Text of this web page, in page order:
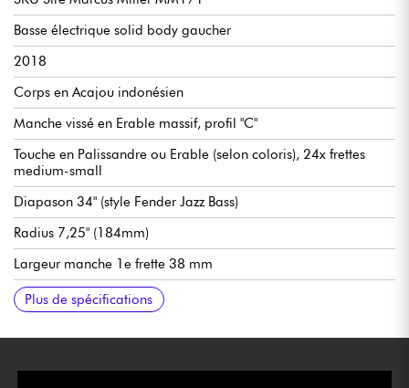
Basse électrique solid body gaucher
2018
Corps en Acajou indonésien
Manche vissé en Erable massif, profil "C"
Touche en Palissandre ou Erable (selon coloris), 24x frettes
medium-small
Diapason 34" (style Fender Jazz Bass)
Radius 7,25" (184mm)
Largeur manche 1e frette 38 mm
Micros Sire Marcus Blue Humbuckers
Pré-ampli actif/passif Marcus Heritage-3
Contrôles : voir images
Équipée de 2 piles 9V
Chevalet Marcus en acier (chargement des cordes thru-body
ou top-load)
Mécaniques Marcus Basic bain d'huile
Finition brillant
Plus de spécifications